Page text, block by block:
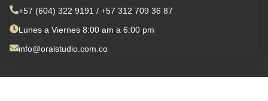
+57 (604) 322 9191 / +57 312 709 36 87
Lunes a Viernes 8:00 am a 6:00 pm
info@oralstudio.com.co